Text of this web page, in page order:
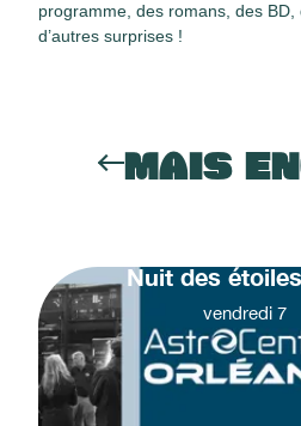
programme, des romans, des BD,
d’autres surprises !
MAIS
Nuit des
vendredi 7